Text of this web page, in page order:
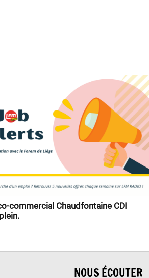
commercial Chaudfontaine CDI
NOUS ÉCOUTER